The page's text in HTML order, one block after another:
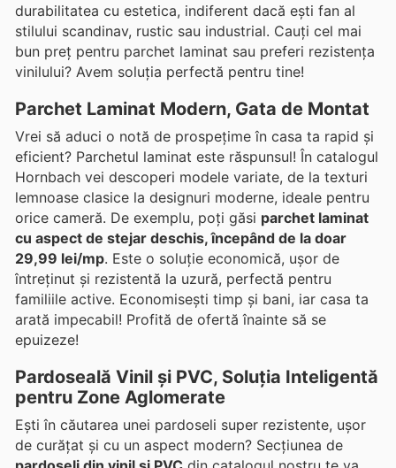
durabilitatea cu estetica, indiferent dacă ești fan al
stilului scandinav, rustic sau industrial. Cauți cel mai
bun preț pentru parchet laminat sau preferi rezistența
vinilului? Avem soluția perfectă pentru tine!
Parchet Laminat Modern, Gata de Montat
Vrei să aduci o notă de prospețime în casa ta rapid și
eficient? Parchetul laminat este răspunsul! În catalogul
Hornbach vei descoperi modele variate, de la texturi
lemnoase clasice la designuri moderne, ideale pentru
orice cameră. De exemplu, poți găsi parchet laminat
cu aspect de stejar deschis, începând de la doar
29,99 lei/mp. Este o soluție economică, ușor de
întreținut și rezistentă la uzură, perfectă pentru
familiile active. Economisești timp și bani, iar casa ta
arată impecabil! Profită de ofertă înainte să se
epuizeze!
Pardoseală Vinil și PVC, Soluția Inteligentă
pentru Zone Aglomerate
Ești în căutarea unei pardoseli super rezistente, ușor
de curățat și cu un aspect modern? Secțiunea de